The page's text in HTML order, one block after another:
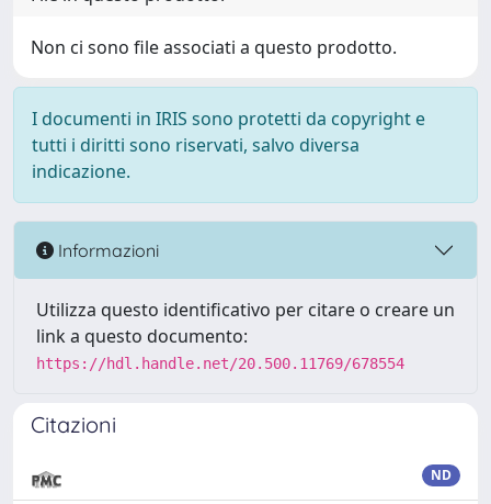
Non ci sono file associati a questo prodotto.
I documenti in IRIS sono protetti da copyright e
tutti i diritti sono riservati, salvo diversa
indicazione.
Informazioni
Utilizza questo identificativo per citare o creare un
link a questo documento:
https://hdl.handle.net/20.500.11769/678554
Citazioni
ND